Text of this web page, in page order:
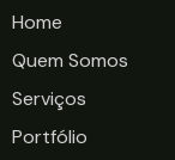
Home
Quem Somos
Serviços
Portfólio